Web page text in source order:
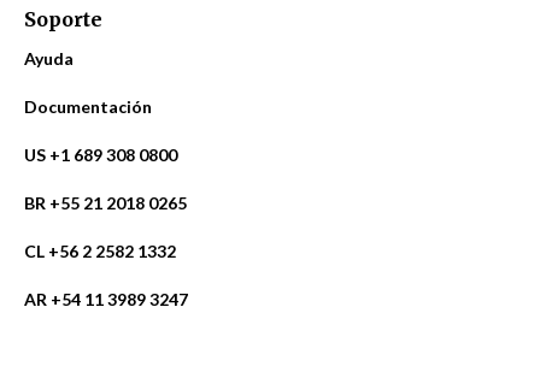
Soporte
Ayuda
Documentación
US +1 689 308 0800
BR +55 21 2018 0265
CL +56 2 2582 1332
AR +54 11 3989 3247